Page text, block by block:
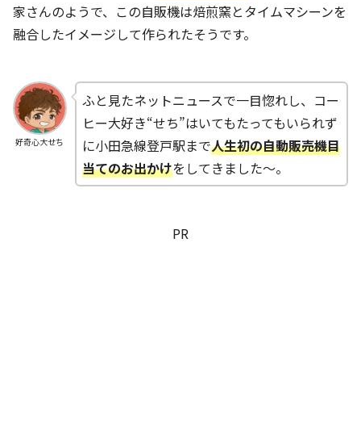
家さんのようで、この自販機は焙煎窯とタイムマシーンを
融合したイメージして作られたそうです。
好奇心大せち
ふと見たネットニュースで一目惚れし、コー
ヒー大好き“せち”はいてもたってもいられず
に小田急線登戸駅まで人生初の自動販売機目
当てのお出かけをしてきました～。
PR